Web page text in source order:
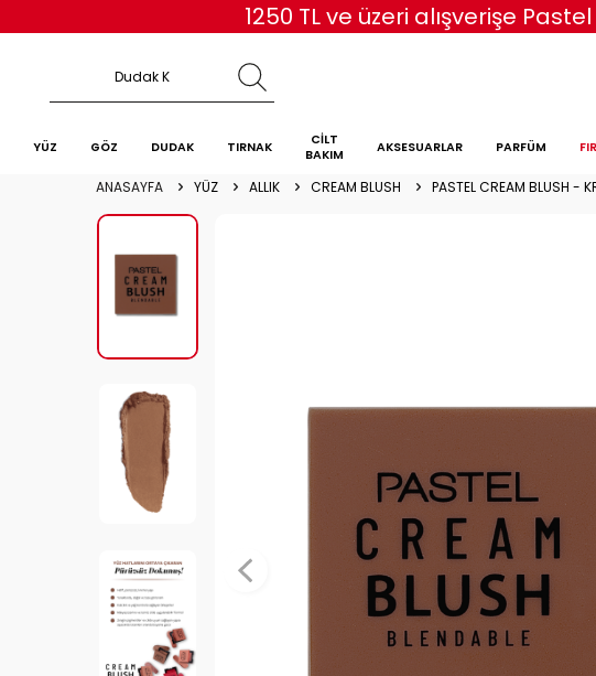
1250 TL ve üzeri alışverişe
YÜZ GÖZ DUDAK TIRNAK
CİLT
BAKIM
AKSESUARLAR PARFÜM
ANASAYFA YÜZ ALLIK CREAM BLUSH PASTEL CREAM BLUSH -